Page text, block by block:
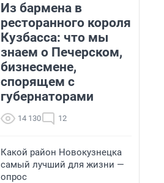
Из бармена в
ресторанного короля
Кузбасса: что мы
знаем о Печерском,
бизнесмене,
спорящем с
губернаторами
14 130 12
Какой район Новокузнецка
самый лучший для жизни —
опрос